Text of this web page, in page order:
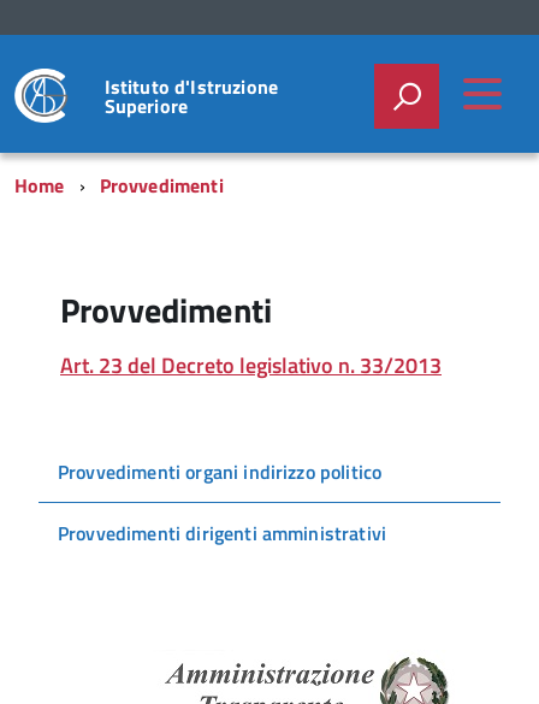
Istituto d'Istruzione
Superiore
Home Provvedimenti
Provvedimenti
Art. 23 del Decreto legislativo n. 33/2013
Provvedimenti organi indirizzo politico
Provvedimenti dirigenti amministrativi